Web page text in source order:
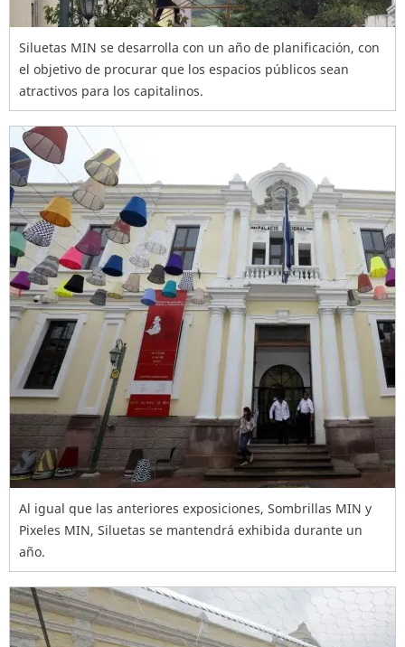
Siluetas MIN se desarrolla con un año de planificación, con
el objetivo de procurar que los espacios públicos sean
atractivos para los capitalinos.
Al igual que las anteriores exposiciones, Sombrillas MIN y
Pixeles MIN, Siluetas se mantendrá exhibida durante un
año.